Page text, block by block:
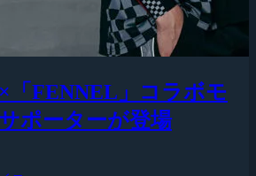
「FENNEL」コラボモ
ポーターが登場